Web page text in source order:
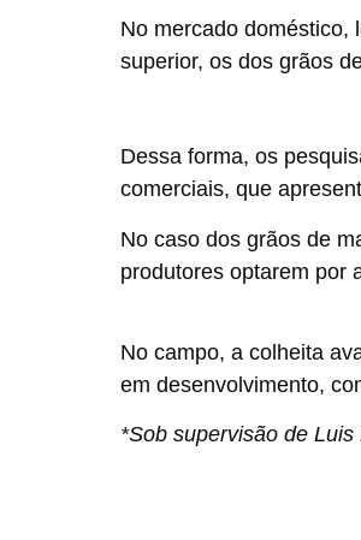
No mercado doméstico,
superior, os dos grãos
Dessa forma, os
comerciais, que
No caso dos grãos de
produtores optarem por
No campo, a colheita
em desenvolvimento,
*Sob supervisão de Luis